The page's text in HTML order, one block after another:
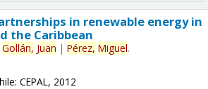
in renewable energy in
the Caribbean
Gollán, Juan | Pérez, Miguel.
CEPAL, 2012